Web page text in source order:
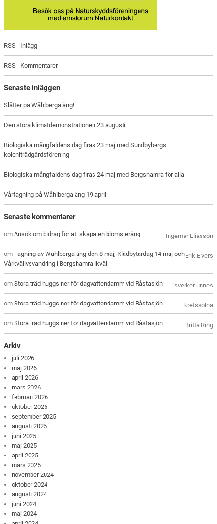
RSS - Inlägg
RSS - Kommentarer
Senaste inläggen
Slåtter på Wåhlberga äng!
Den stora klimatdemonstrationen 23 augusti
Biologiska mångfaldens dag firas 23 maj med Sundbybergs
koloniträdgårdsförening
Biologiska mångfaldens dag firas 24 maj med Bergshamra för alla
Vårfagning på Wåhlberga äng 19 april
Senaste kommentarer
Ingemar Eliasson
omAnsök om bidrag för att skapa en blomsteräng
Erik Elvers
om Fagning av Wåhlberga äng den 8 maj, Klädbytardag 14 maj och
Vårkvällvsvandring i Bergshamra ikväll
sverker unnes
omStora träd huggs ner för dagvattendamm vid Råstasjön
kretssolna
omStora träd huggs ner för dagvattendamm vid Råstasjön
Britta Ring
omStora träd huggs ner för dagvattendamm vid Råstasjön
Arkiv
juli 2026
maj 2026
april 2026
mars 2026
februari 2026
oktober 2025
september 2025
augusti 2025
juni 2025
maj 2025
april 2025
mars 2025
november 2024
oktober 2024
augusti 2024
juni 2024
maj 2024